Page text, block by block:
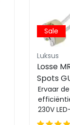
Sale
Luksus
Losse
Spots
Ervaar
230V